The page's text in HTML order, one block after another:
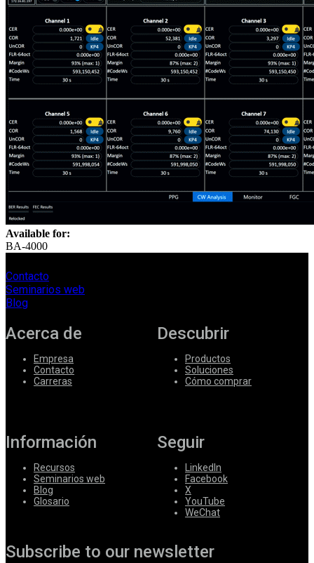
Available for:
BA-4000
Contacto
Seminarios web
Blog
Acerca de
Empresa
Contacto
Carreras
Descubrir
Productos
Soluciones
Cómo comprar
Información
Recursos
Seminarios web
Blog
Glosario
Seguir
LinkedIn
Facebook
X
YouTube
WeChat
Subscribe to our newsletter